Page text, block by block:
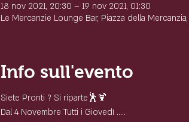
18 nov 2021, 20:30 – 19 nov 2021, 01:30
Le Mercanzie Lounge Bar, Piazza della
Info sull'evento
Siete Pronti ? Si riparte🕺🍹
Dal 4 Novembre Tutti i Giovedì .....